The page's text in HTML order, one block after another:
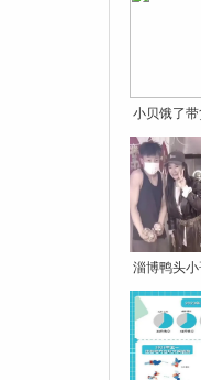
小贝饿了
淄博鸭头